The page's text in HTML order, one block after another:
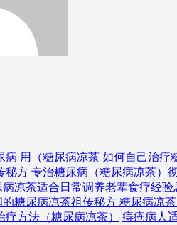
病 用（糖尿病凉茶 如何自己治疗
秘方 专治糖尿病（糖尿病凉茶）
凉茶适合日常调养老辈食疗经验
糖尿病凉茶祖传秘方 糖尿病凉
疗方法（糖尿病凉茶） 痔疮病人